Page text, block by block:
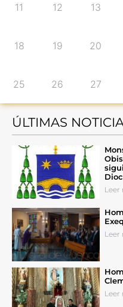
11 12 13
18 19 20
25 26 27
ÚLTIMAS
Leer
Leer
Leer